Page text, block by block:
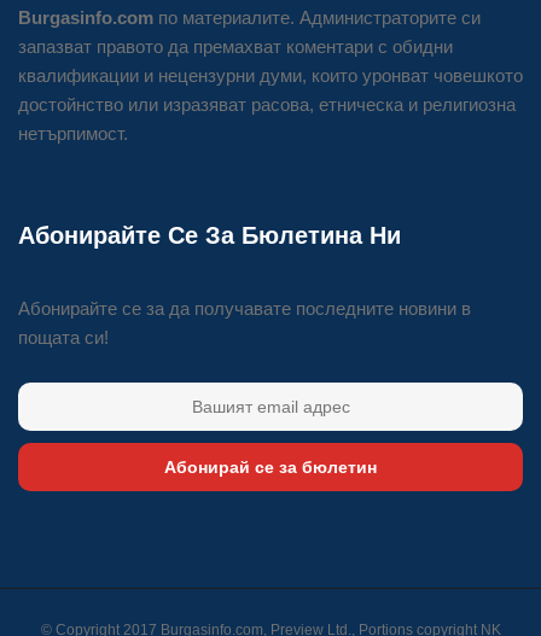
Burgasinfo.com по материалите. Администраторите си
запазват правото да премахват коментари с обидни
квалификации и нецензурни думи, които уронват човешкото
достойнство или изразяват расова, етническа и религиозна
нетърпимост.
Абонирайте Се За Бюлетина Ни
Абонирайте се за да получавате последните новини в
пощата си!
Абонирай се за бюлетин
© Copyright 2017 Burgasinfo.com, Preview Ltd., Portions copyright NK